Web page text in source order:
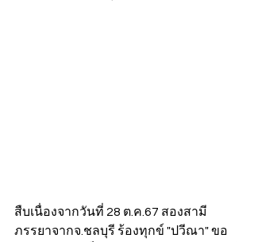
สืบเนื่องจากวันที่ 28 ต.ค.67 สองสามี
ภรรยาจากจ.ชลบุรี ร้องทุกข์ "ปวีณา" ขอ